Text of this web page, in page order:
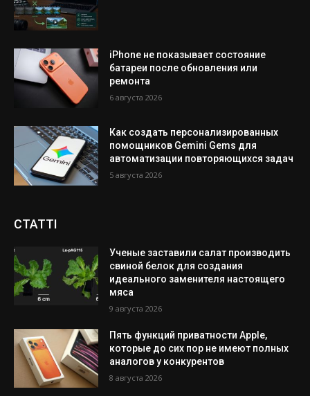
iPhone не показывает состояние
батареи после обновления или
ремонта
6 августа 2026
Как создать персонализированных
помощников Gemini Gems для
автоматизации повторяющихся задач
5 августа 2026
СТАТТІ
Ученые заставили салат производить
свиной белок для создания
идеального заменителя настоящего
мяса
9 августа 2026
Пять функций приватности Apple,
которые до сих пор не имеют полных
аналогов у конкурентов
8 августа 2026